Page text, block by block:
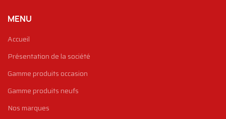
MENU
Accueil
Présentation de la société
Gamme produits occasion
Gamme produits neufs
Nos marques